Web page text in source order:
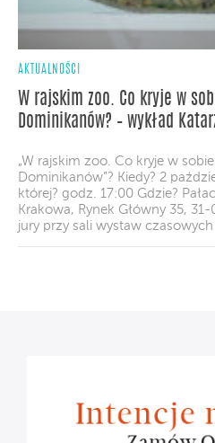
AKTUALNOŚCI
W rajskim zoo. Co kryje w
Dominikanów? – wykład
„W rajskim zoo. Co kryje w
Dominikanów”? Kiedy? 2
której? godz. 17:00 Gdzie?
Krakowa, Rynek Główny 35,
jury przy sali wystaw czasowych